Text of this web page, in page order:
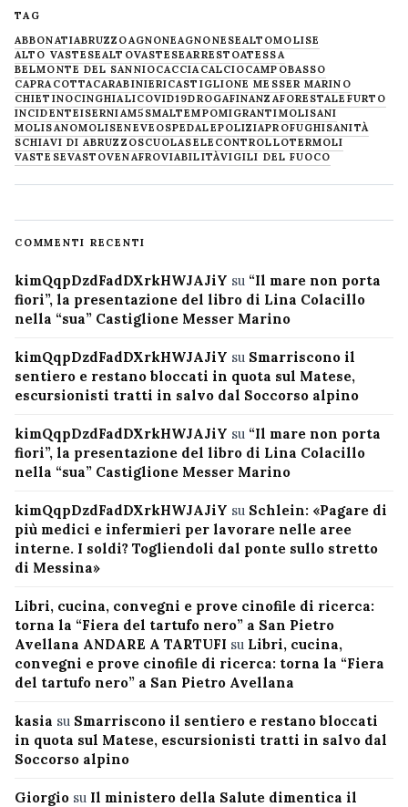
TAG
ABBONATIABRUZZOAGNONEAGNONESEALTOMOLISE
ALTO VASTESEALTOVASTESEARRESTOATESSA
BELMONTE DEL SANNIOCACCIACALCIOCAMPOBASSO
CAPRACOTTACARABINIERICASTIGLIONE MESSER MARINO
CHIETINOCINGHIALICOVID19DROGAFINANZAFORESTALE FURTO
INCIDENTEISERNIAM5SMALTEMPOMIGRANTIMOLISANI
MOLISANOMOLISENEVE OSPEDALEPOLIZIAPROFUGHISANITÀ
SCHIAVI DI ABRUZZOSCUOLASELECONTROLLOTERMOLI
VASTESEVASTOVENAFROVIABILITÀVIGILI DEL FUOCO
COMMENTI RECENTI
kimQqpDzdFadDXrkHWJAJiY su “Il mare non porta
fiori”, la presentazione del libro di Lina Colacillo
nella “sua” Castiglione Messer Marino
kimQqpDzdFadDXrkHWJAJiY su Smarriscono il
sentiero e restano bloccati in quota sul Matese,
escursionisti tratti in salvo dal Soccorso alpino
kimQqpDzdFadDXrkHWJAJiY su “Il mare non porta
fiori”, la presentazione del libro di Lina Colacillo
nella “sua” Castiglione Messer Marino
kimQqpDzdFadDXrkHWJAJiY su Schlein: «Pagare di
più medici e infermieri per lavorare nelle aree
interne. I soldi? Togliendoli dal ponte sullo stretto
di Messina»
Libri, cucina, convegni e prove cinofile di ricerca:
torna la “Fiera del tartufo nero” a San Pietro
Avellana ANDARE A TARTUFI su Libri, cucina,
convegni e prove cinofile di ricerca: torna la “Fiera
del tartufo nero” a San Pietro Avellana
kasia su Smarriscono il sentiero e restano bloccati
in quota sul Matese, escursionisti tratti in salvo dal
Soccorso alpino
Giorgio su Il ministero della Salute dimentica il